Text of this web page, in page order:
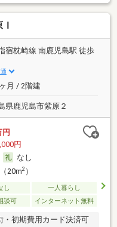
宿枕崎線 南鹿児島駅 徒歩
月 / 2階建
県鹿児島市紫原２
円
円
なし
20m2）
し
一人暮らし
談可 インターネット無料
・初期費用カード決済可